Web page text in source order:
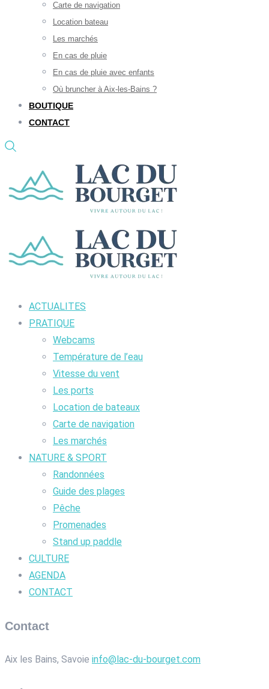
Carte de navigation
Location bateau
Les marchés
En cas de pluie
En cas de pluie avec enfants
Où bruncher à Aix-les-Bains ?
BOUTIQUE
CONTACT
ACTUALITES
PRATIQUE
Webcams
Température de l’eau
Vitesse du vent
Les ports
Location de bateaux
Carte de navigation
Les marchés
NATURE & SPORT
Randonnées
Guide des plages
Pêche
Promenades
Stand up paddle
CULTURE
AGENDA
CONTACT
Contact
Aix les Bains, Savoie info@lac-du-bourget.com